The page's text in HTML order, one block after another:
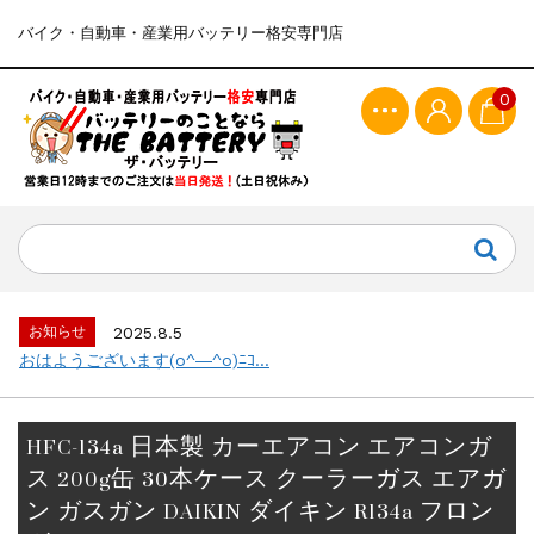
バイク・自動車・産業用バッテリー格安専門店
0
お知らせ
2025.8.5
おはようございます(o^―^o)ﾆｺ...
HFC-134a 日本製 カーエアコン エアコンガ
ス 200g缶 30本ケース クーラーガス エアガ
ン ガスガン DAIKIN ダイキン R134a フロン